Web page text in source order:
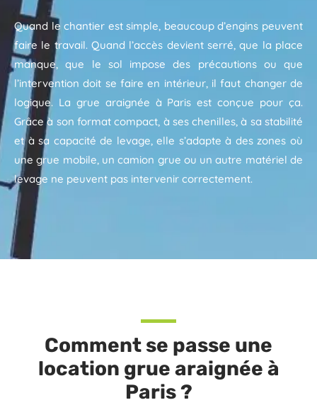
Quand le chantier est simple, beaucoup d’engins peuvent
faire le travail. Quand l’accès devient serré, que la place
manque, que le sol impose des précautions ou que
l’intervention doit se faire en intérieur, il faut changer de
logique. La grue araignée à Paris est conçue pour ça.
Grâce à son format compact, à ses chenilles, à sa stabilité
et à sa capacité de levage, elle s’adapte à des zones où
une grue mobile, un camion grue ou un autre matériel de
levage ne peuvent pas intervenir correctement.
Comment se passe une
location grue araignée à
Paris ?